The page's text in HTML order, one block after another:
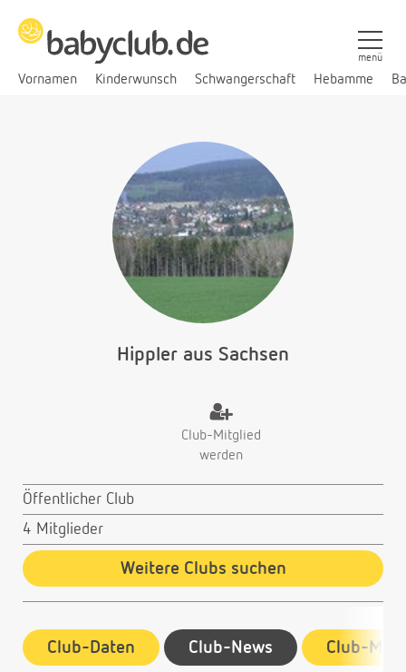
Vornamen Kinderwunsch Schwangerschaft Hebamme
menü
Hippler aus Sachsen
Club-Mitglied
werden
Öffentlicher Club
4 Mitglieder
Weitere Clubs suchen
Club-Daten Club-News Club-